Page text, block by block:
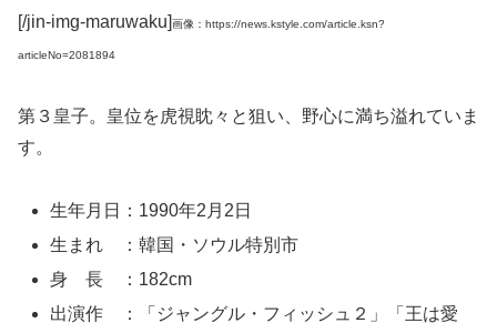
[/jin-img-maruwaku]画像：https://news.kstyle.com/article.ksn?
articleNo=2081894
第３皇子。皇位を虎視眈々と狙い、野心に満ち溢れていま
す。
生年月日：1990年2月2日
生まれ ：韓国・ソウル特別市
身 長 ：182cm
出演作 ：「ジャングル・フィッシュ２」「王は愛